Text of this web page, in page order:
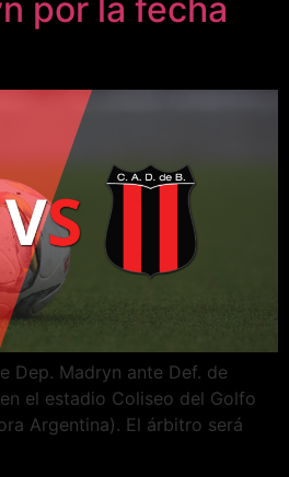
por la fecha
Dep. Madryn ante Def. de
el estadio Coliseo del Golfo
Argentina). El árbitro será